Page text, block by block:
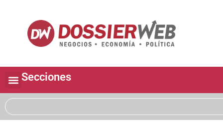
Secciones